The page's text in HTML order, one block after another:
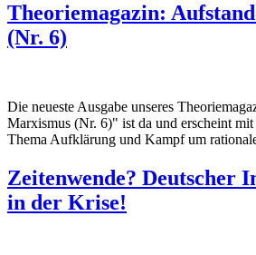
Theoriemagazin:
(Nr. 6)
Die neueste Ausgabe unseres
Marxismus (Nr. 6)" ist da und erscheint
Thema Aufklärung und Kampf um
Zeitenwende? Deutscher
in der Krise!